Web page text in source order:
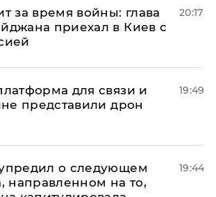
за время войны: глава
приехал в Киев с
20:17
для связи и
представили дрон
19:49
о следующем
направленном на то,
19:44